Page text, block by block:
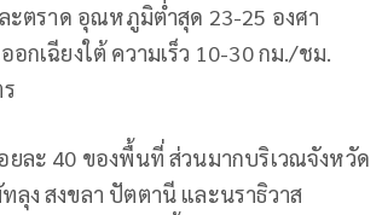
ะตราด อุณหภูมิต่ำสุด 23-25 องศา
กเฉียงใต้ ความเร็ว 10-30 กม./ชม.
ละ 40 ของพื้นที่ ส่วนมากบริเวณจังหวัด
ง สงขลา ปัตตานี และนราธิวาส